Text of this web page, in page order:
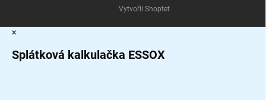
Vytvořil Shoptet
×
Splátková kalkulačka ESSOX